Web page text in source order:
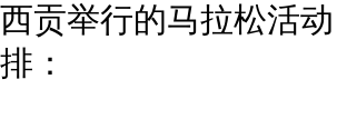
西贡举行的马拉松活
排：